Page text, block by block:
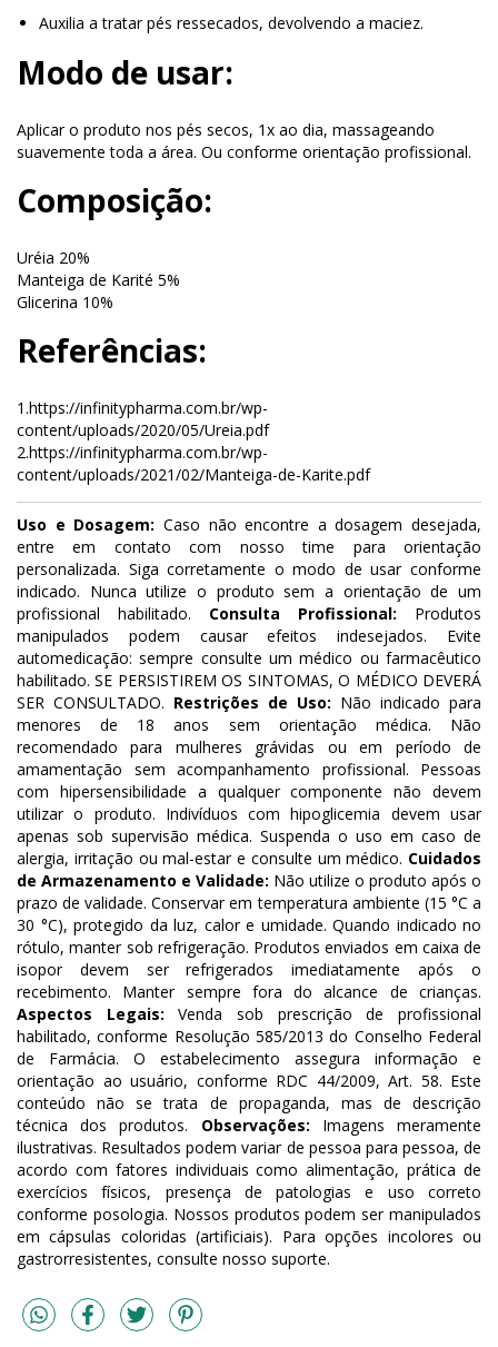
Auxilia a tratar pés ressecados, devolvendo a maciez.
Modo de usar:
Aplicar o produto nos pés secos, 1x ao dia, massageando
suavemente toda a área. Ou conforme orientação profissional.
Composição:
Uréia 20%
Manteiga de Karité 5%
Glicerina 10%
Referências:
1.https://infinitypharma.com.br/wp-
content/uploads/2020/05/Ureia.pdf
2.https://infinitypharma.com.br/wp-
content/uploads/2021/02/Manteiga-de-Karite.pdf
Uso e Dosagem: Caso não encontre a dosagem desejada,
entre em contato com nosso time para orientação
personalizada. Siga corretamente o modo de usar conforme
indicado. Nunca utilize o produto sem a orientação de um
profissional habilitado. Consulta Profissional: Produtos
manipulados podem causar efeitos indesejados. Evite
automedicação: sempre consulte um médico ou farmacêutico
habilitado. SE PERSISTIREM OS SINTOMAS, O MÉDICO DEVERÁ
SER CONSULTADO. Restrições de Uso: Não indicado para
menores de 18 anos sem orientação médica. Não
recomendado para mulheres grávidas ou em período de
amamentação sem acompanhamento profissional. Pessoas
com hipersensibilidade a qualquer componente não devem
utilizar o produto. Indivíduos com hipoglicemia devem usar
apenas sob supervisão médica. Suspenda o uso em caso de
alergia, irritação ou mal-estar e consulte um médico. Cuidados
de Armazenamento e Validade: Não utilize o produto após o
prazo de validade. Conservar em temperatura ambiente (15 °C a
30 °C), protegido da luz, calor e umidade. Quando indicado no
rótulo, manter sob refrigeração. Produtos enviados em caixa de
isopor devem ser refrigerados imediatamente após o
recebimento. Manter sempre fora do alcance de crianças.
Aspectos Legais: Venda sob prescrição de profissional
habilitado, conforme Resolução 585/2013 do Conselho Federal
de Farmácia. O estabelecimento assegura informação e
orientação ao usuário, conforme RDC 44/2009, Art. 58. Este
conteúdo não se trata de propaganda, mas de descrição
técnica dos produtos. Observações: Imagens meramente
ilustrativas. Resultados podem variar de pessoa para pessoa, de
acordo com fatores individuais como alimentação, prática de
exercícios físicos, presença de patologias e uso correto
conforme posologia. Nossos produtos podem ser manipulados
em cápsulas coloridas (artificiais). Para opções incolores ou
gastrorresistentes, consulte nosso suporte.